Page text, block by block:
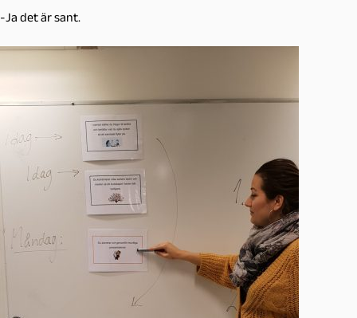
-Ja det är sant.